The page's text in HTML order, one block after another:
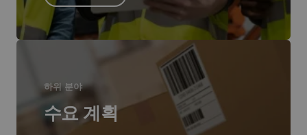
하위 분야
수요 계획